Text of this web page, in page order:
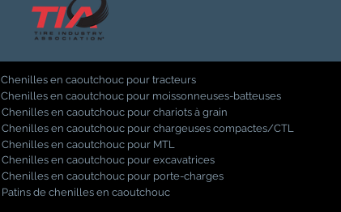
Chenilles en caoutchouc pour tracteurs
Chenilles en caoutchouc pour moissonneuses-batteuses
Chenilles en caoutchouc pour chariots à grain
Chenilles en caoutchouc pour chargeuses compactes/CTL
Chenilles en caoutchouc pour MTL
Chenilles en caoutchouc pour excavatrices
Chenilles en caoutchouc pour porte-charges
Patins de chenilles en caoutchouc